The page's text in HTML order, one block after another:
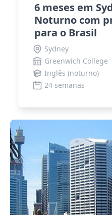
6 meses em
Noturno com
para o Brasil
Sydney
Greenwich College
Inglês (noturno)
24 semanas